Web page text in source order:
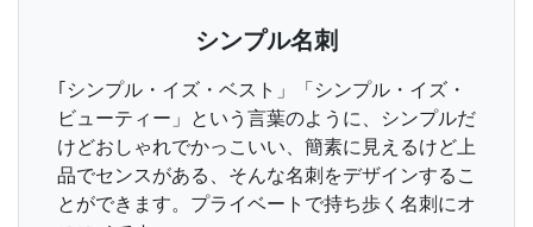
シンプル名刺
｢シンプル・イズ・ベスト」「シンプル・イズ・
ビューティー」という言葉のように、シンプルだ
けどおしゃれでかっこいい、簡素に見えるけど上
品でセンスがある、そんな名刺をデザインするこ
とができます。プライベートで持ち歩く名刺にオ